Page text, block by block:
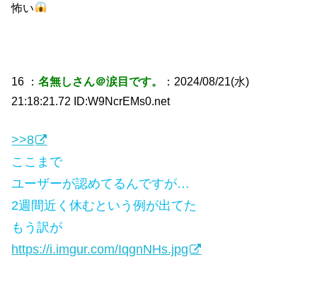
怖い
16 ：名無しさん＠涙目です。
：2024/08/21(水)
21:18:21.72 ID:W9NcrEMs0.net
>>8
ここまで
ユーザーが認めてるんですが…
2週間近く休むという例が出てた
もう訳が
https://i.imgur.com/IqgnNHs.jpg